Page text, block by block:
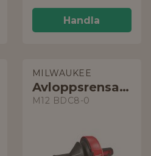
Handla
MILWAUKEE
Avloppsrensare
M12 BDC8-0